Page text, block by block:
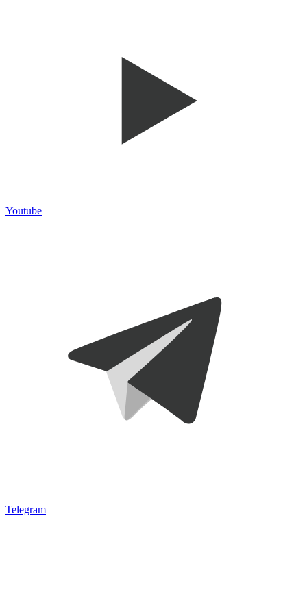
Youtube
Telegram